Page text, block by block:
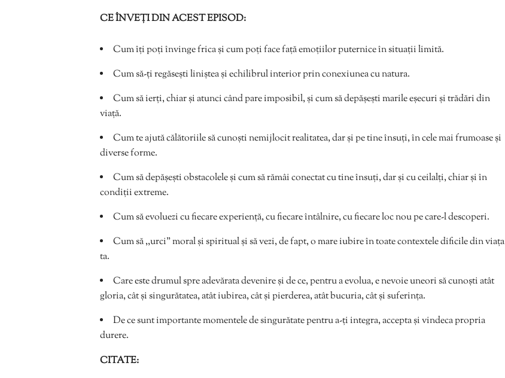
CE ÎNVEȚI DIN ACEST EPISOD:
Cum îți poți învinge frica și cum poți face față emoțiilor puternice în situații limită.
Cum să-ți regăsești liniștea și echilibrul interior prin conexiunea cu natura.
Cum să ierți, chiar și atunci când pare imposibil, și cum să depășești marile eșecuri și trădări din
viață.
Cum te ajută călătoriile să cunoști nemijlocit realitatea, dar și pe tine însuți, în cele mai frumoase și
diverse forme.
Cum să depășești obstacolele și cum să rămâi conectat cu tine însuți, dar și cu ceilalți, chiar și în
condiții extreme.
Cum să evoluezi cu fiecare experiență, cu fiecare întâlnire, cu fiecare loc nou pe care-l descoperi.
Cum să ,,urci” moral și spiritual și să vezi, de fapt, o mare iubire în toate contextele dificile din viața
ta.
Care este drumul spre adevărata devenire și de ce, pentru a evolua, e nevoie uneori să cunoști atât
gloria, cât și singurătatea, atât iubirea, cât și pierderea, atât bucuria, cât și suferința.
De ce sunt importante momentele de singurătate pentru a-ți integra, accepta și vindeca propria
durere.
CITATE: